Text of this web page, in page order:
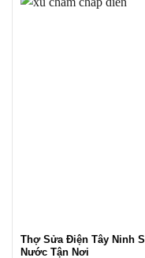
Thợ Sửa Điện Tây Ninh
Nước Tận Nơi